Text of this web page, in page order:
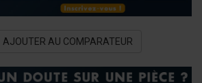
AJOUTER AU COMPARATEUR